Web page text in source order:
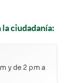
ciudadanía:
y de 2 pm a